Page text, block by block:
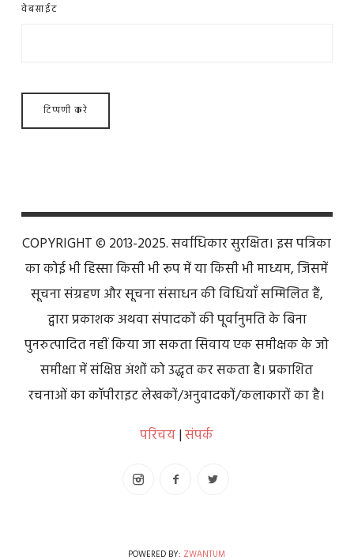
वेबसाईट
COPYRIGHT © 2013-2025. सर्वाधिकार सुरक्षित। इस पत्रिका
का कोई भी हिस्सा किसी भी रूप में या किसी भी माध्यम, जिसमें
सूचना संग्रहण और सूचना संसाधन की विधियाँ सम्मिलित हैं,
द्वारा प्रकाशक अथवा संपादकों की पूर्वानुमति के बिना
पुनरुत्पादित नहीं किया जा सकता सिवाय एक समीक्षक के जो
समीक्षा में संक्षिप्त अंशों को उद्धृत कर सकता है। प्रकाशित
रचनाओं का कॉपीराइट लेखकों/अनुवादकों/कलाकारों का है।
परिचय|संपर्क
POWERED BY: ZWANTUM